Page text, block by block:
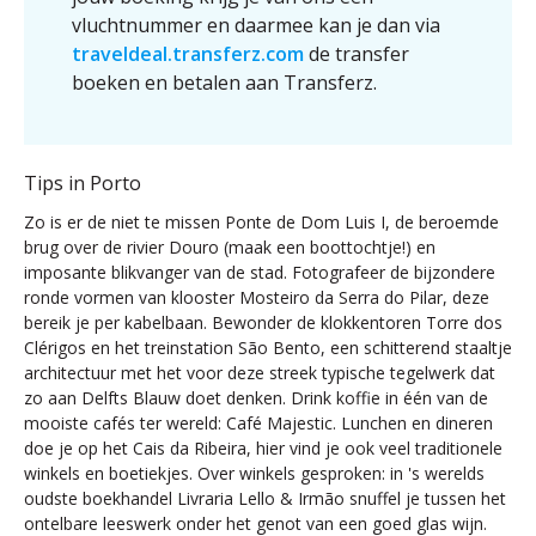
vluchtnummer en daarmee kan je dan via
traveldeal.transferz.comde transfer
boeken en betalen aan Transferz.
Tips in Porto
Zo is er de niet te missen Ponte de Dom Luis I, de beroemde
brug over de rivier Douro (maak een boottochtje!) en
imposante blikvanger van de stad. Fotografeer de bijzondere
ronde vormen van klooster Mosteiro da Serra do Pilar, deze
bereik je per kabelbaan. Bewonder de klokkentoren Torre dos
Clérigos en het treinstation São Bento, een schitterend staaltje
architectuur met het voor deze streek typische tegelwerk dat
zo aan Delfts Blauw doet denken. Drink koffie in één van de
mooiste cafés ter wereld: Café Majestic. Lunchen en dineren
doe je op het Cais da Ribeira, hier vind je ook veel traditionele
winkels en boetiekjes. Over winkels gesproken: in 's werelds
oudste boekhandel Livraria Lello & Irmão snuffel je tussen het
ontelbare leeswerk onder het genot van een goed glas wijn.